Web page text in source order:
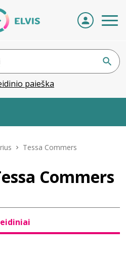
paieška
Tessa Commers
Commers